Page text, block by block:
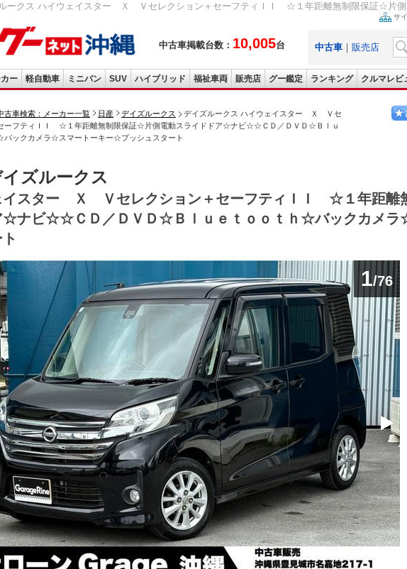
ルークス ハイウェイスター Ｘ Ｖセレクション＋セーフティＩＩ ☆１年距離無制限保証☆片
中古車掲載台数： 10,005台
サ
中古車 ｜ 販売店
ー 軽自動車 ミニバン SUV ハイブリッド 福祉車両 販売店 グー鑑定 ランキング クルマレビ
古車検索：メーカー一覧 日産 デイズルークス
デイズルークス ハイウェイスター Ｘ Ｖセ
ーフティＩＩ ☆１年距離無制限保証☆片側電動スライドドア☆ナビ☆☆ＣＤ／ＤＶＤ☆Ｂｌｕ
バックカメラ☆スマートーキー☆プッシュスタート
イズルークス
イスター Ｘ Ｖセレクション＋セーフティＩＩ ☆１年距離
☆ナビ☆☆ＣＤ／ＤＶＤ☆Ｂｌｕｅｔｏｏｔｈ☆バックカメ
1/76